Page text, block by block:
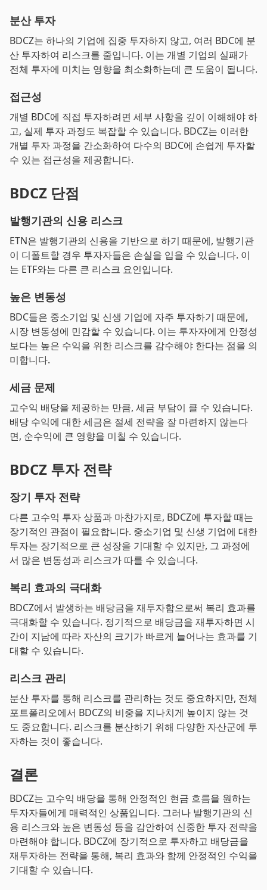
분산 투자
BDCZ는 하나의 기업에 집중 투자하지 않고, 여러 BDC에 분
산 투자하여 리스크를 줄입니다. 이는 개별 기업의 실패가
전체 투자에 미치는 영향을 최소화하는데 큰 도움이 됩니다.
접근성
개별 BDC에 직접 투자하려면 세부 사항을 깊이 이해해야 하
고, 실제 투자 과정도 복잡할 수 있습니다. BDCZ는 이러한
개별 투자 과정을 간소화하여 다수의 BDC에 손쉽게 투자할
수 있는 접근성을 제공합니다.
BDCZ 단점
발행기관의 신용 리스크
ETN은 발행기관의 신용을 기반으로 하기 때문에, 발행기관
이 디폴트할 경우 투자자들은 손실을 입을 수 있습니다. 이
는 ETF와는 다른 큰 리스크 요인입니다.
높은 변동성
BDC들은 중소기업 및 신생 기업에 자주 투자하기 때문에,
시장 변동성에 민감할 수 있습니다. 이는 투자자에게 안정성
보다는 높은 수익을 위한 리스크를 감수해야 한다는 점을 의
미합니다.
세금 문제
고수익 배당을 제공하는 만큼, 세금 부담이 클 수 있습니다.
배당 수익에 대한 세금은 절세 전략을 잘 마련하지 않는다
면, 순수익에 큰 영향을 미칠 수 있습니다.
BDCZ 투자 전략
장기 투자 전략
다른 고수익 투자 상품과 마찬가지로, BDCZ에 투자할 때는
장기적인 관점이 필요합니다. 중소기업 및 신생 기업에 대한
투자는 장기적으로 큰 성장을 기대할 수 있지만, 그 과정에
서 많은 변동성과 리스크가 따를 수 있습니다.
복리 효과의 극대화
BDCZ에서 발생하는 배당금을 재투자함으로써 복리 효과를
극대화할 수 있습니다. 정기적으로 배당금을 재투자하면 시
간이 지남에 따라 자산의 크기가 빠르게 늘어나는 효과를 기
대할 수 있습니다.
리스크 관리
분산 투자를 통해 리스크를 관리하는 것도 중요하지만, 전체
포트폴리오에서 BDCZ의 비중을 지나치게 높이지 않는 것
도 중요합니다. 리스크를 분산하기 위해 다양한 자산군에 투
자하는 것이 좋습니다.
결론
BDCZ는 고수익 배당을 통해 안정적인 현금 흐름을 원하는
투자자들에게 매력적인 상품입니다. 그러나 발행기관의 신
용 리스크와 높은 변동성 등을 감안하여 신중한 투자 전략을
마련해야 합니다. BDCZ에 장기적으로 투자하고 배당금을
재투자하는 전략을 통해, 복리 효과와 함께 안정적인 수익을
기대할 수 있습니다.